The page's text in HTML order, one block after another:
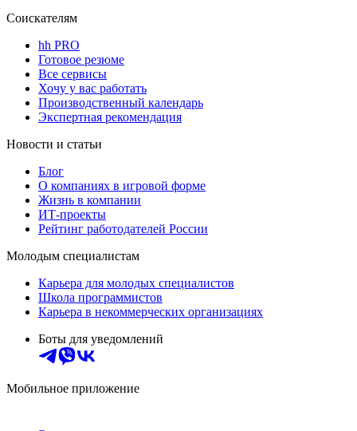
Соискателям
hh PRO
Готовое резюме
Все сервисы
Хочу у вас работать
Производственный календарь
Экспертная рекомендация
Новости и статьи
Блог
О компаниях в игровой форме
Жизнь в компании
ИТ-проекты
Рейтинг работодателей России
Молодым специалистам
Карьера для молодых специалистов
Школа программистов
Карьера в некоммерческих организациях
Боты для уведомлений
Мобильное приложение